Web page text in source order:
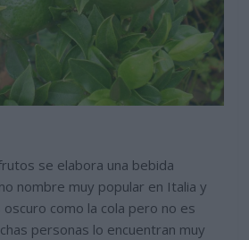
se elabora una bebida
nombre muy popular en Italia y
como la cola pero no es
personas lo encuentran muy